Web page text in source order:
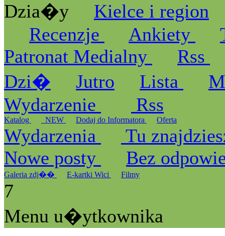
Dzia�y
Kielce i region
Recenzje
Ankiety
Patronat Medialny
Rss
Dzi�
Jutro Lista
Wydarzenie
Rss
Katalog _NEW Dodaj do Informatora Oferta
Wydarzenia
Tu
Nowe posty
Bez
Galeria zdj�� E-kartki Wici Filmy
7
Menu u�ytkownika